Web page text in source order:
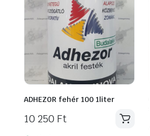
ADHEZOR fehér 100 1liter
10 250 Ft